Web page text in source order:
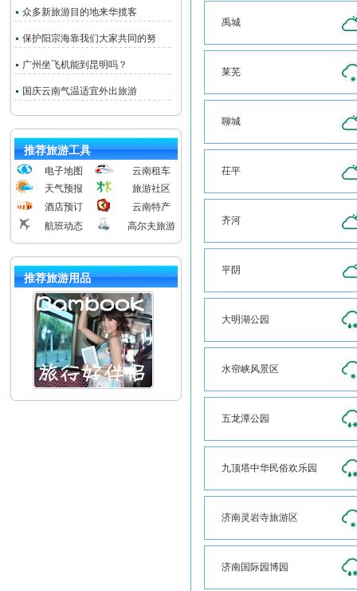
众多新旅游目的地来华揽客
保护阳宗海靠我们大家共同的努
广州坐飞机能到昆明吗？
国庆云南气温适宜外出旅游
推荐旅游工具
电子地图
云南租车
天气预报
旅游社区
酒店预订
云南特产
航班动态
高尔夫旅游
推荐旅游用品
禹城
莱芜
聊城
茌平
齐河
平阴
大明湖公园
水帘峡风景区
五龙潭公园
九顶塔中华民俗欢乐园
济南灵岩寺旅游区
济南国际园博园